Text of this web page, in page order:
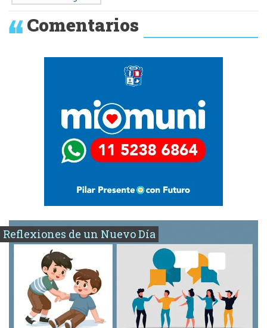
Comentarios
Reflexiones de un Nuevo Día